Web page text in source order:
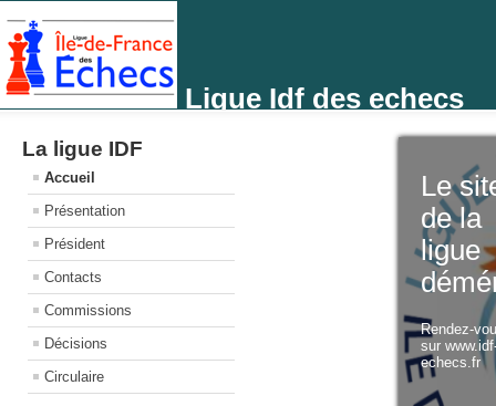
Ligue Idf des echecs
La ligue IDF
Accueil
Présentation
Président
Contacts
Commissions
Décisions
Circulaire
Le
de la
ligue
Rendez-
sur
echecs.fr